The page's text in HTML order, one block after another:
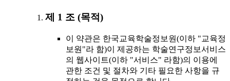
제 1 조 (목적)
이 약관은 한국교육학술정보원(이하 "교육정
보원"라 함)이 제공하는 학술연구정보서비스
의 웹사이트(이하 "서비스" 라함)의 이용에
관한 조건 및 절차와 기타 필요한 사항을 규